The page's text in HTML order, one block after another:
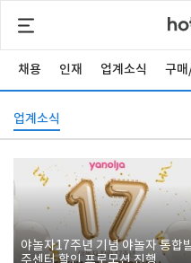
채용 인재 업계소식 구
업계소식
야놀자17주년 기념 야놀자 통합